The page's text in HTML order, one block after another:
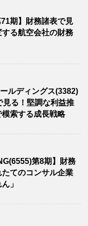
71期】財務諸表で見
る航空会社の財務
ルディングス(3382)
る！堅調な利益推
索する成長戦略
第8期】財務
てのコンサル企業
」